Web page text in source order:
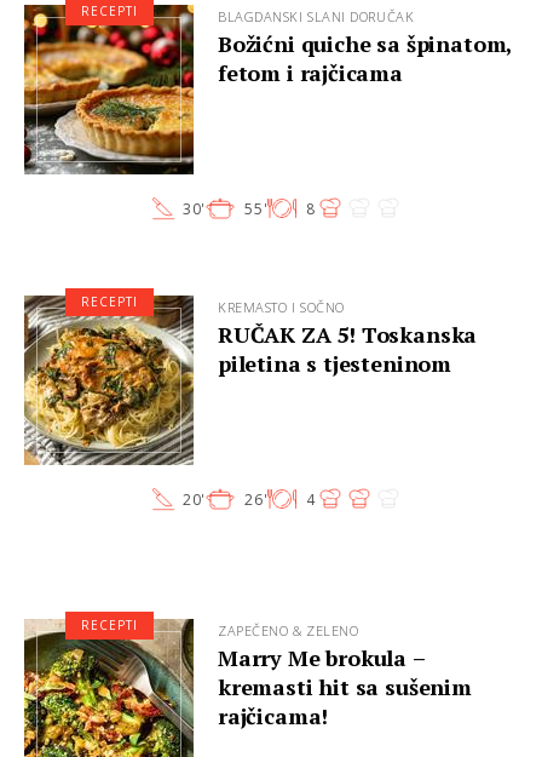
BLAGDANSKI SLANI DORUČAK
Božićni quiche sa špinatom,
fetom i rajčicama
30' 55' 8
RECEPTI
KREMASTO I SOČNO
RUČAK ZA 5! Toskanska
piletina s tjesteninom
20' 26' 4
RECEPTI
ZAPEČENO & ZELENO
Marry Me brokula –
kremasti hit sa sušenim
rajčicama!
RECEPTI